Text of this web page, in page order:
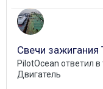
Свечи зажигания
PilotOcean ответил в
Двигатель